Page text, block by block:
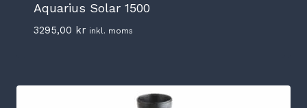
Aquarius Solar 1500
3295,00 kr inkl. moms